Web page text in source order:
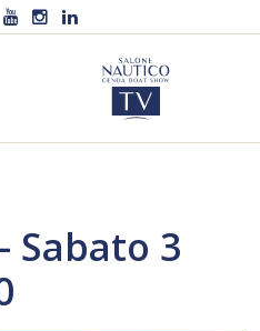
Sabato 3